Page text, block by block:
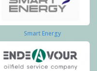
Smart Energy